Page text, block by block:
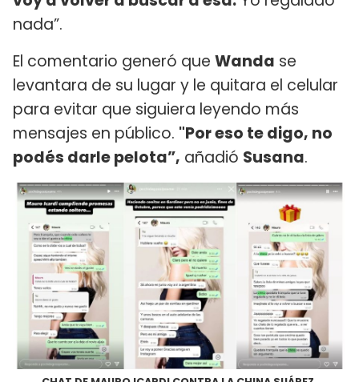
nada”.
El comentario generó que Wanda se
levantara de su lugar y le quitara el celular
para evitar que siguiera leyendo más
mensajes en público. "Por eso te digo, no
podés darle pelota”, añadió Susana.